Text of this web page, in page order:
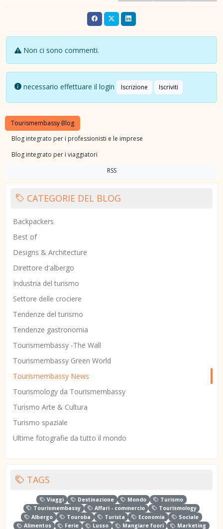
Non ci sono commenti.
necessario effettuare il login Iscrizione Iscriviti
Tourismembassy Blog
Blog integrato per i professionisti e le imprese
Blog integrato per i viaggiatori
RSS
CATEGORIE DEL BLOG
Backpackers
Best of
Designs & Architecture
Direttore d'albergo
Industria del turismo
Settore delle crociere
Tendenze del turismo
Tendenze gastronomia
Tourismembassy -The Wall
Tourismembassy Green World
Tourismembassy News
Tourismology da Tourismembassy
Turismo Arte & Cultura
Turismo spaziale
Ultime fotografie da tutto il mondo
TAGS
Viaggi Destinazione Mondo
Turismo
Tourismembassy
Affari - commercio
Tourismology
Albergo
Touroba Turista Economia
Sociale
Alimentos
Ferie Lusso Mangiare fuori Marketing